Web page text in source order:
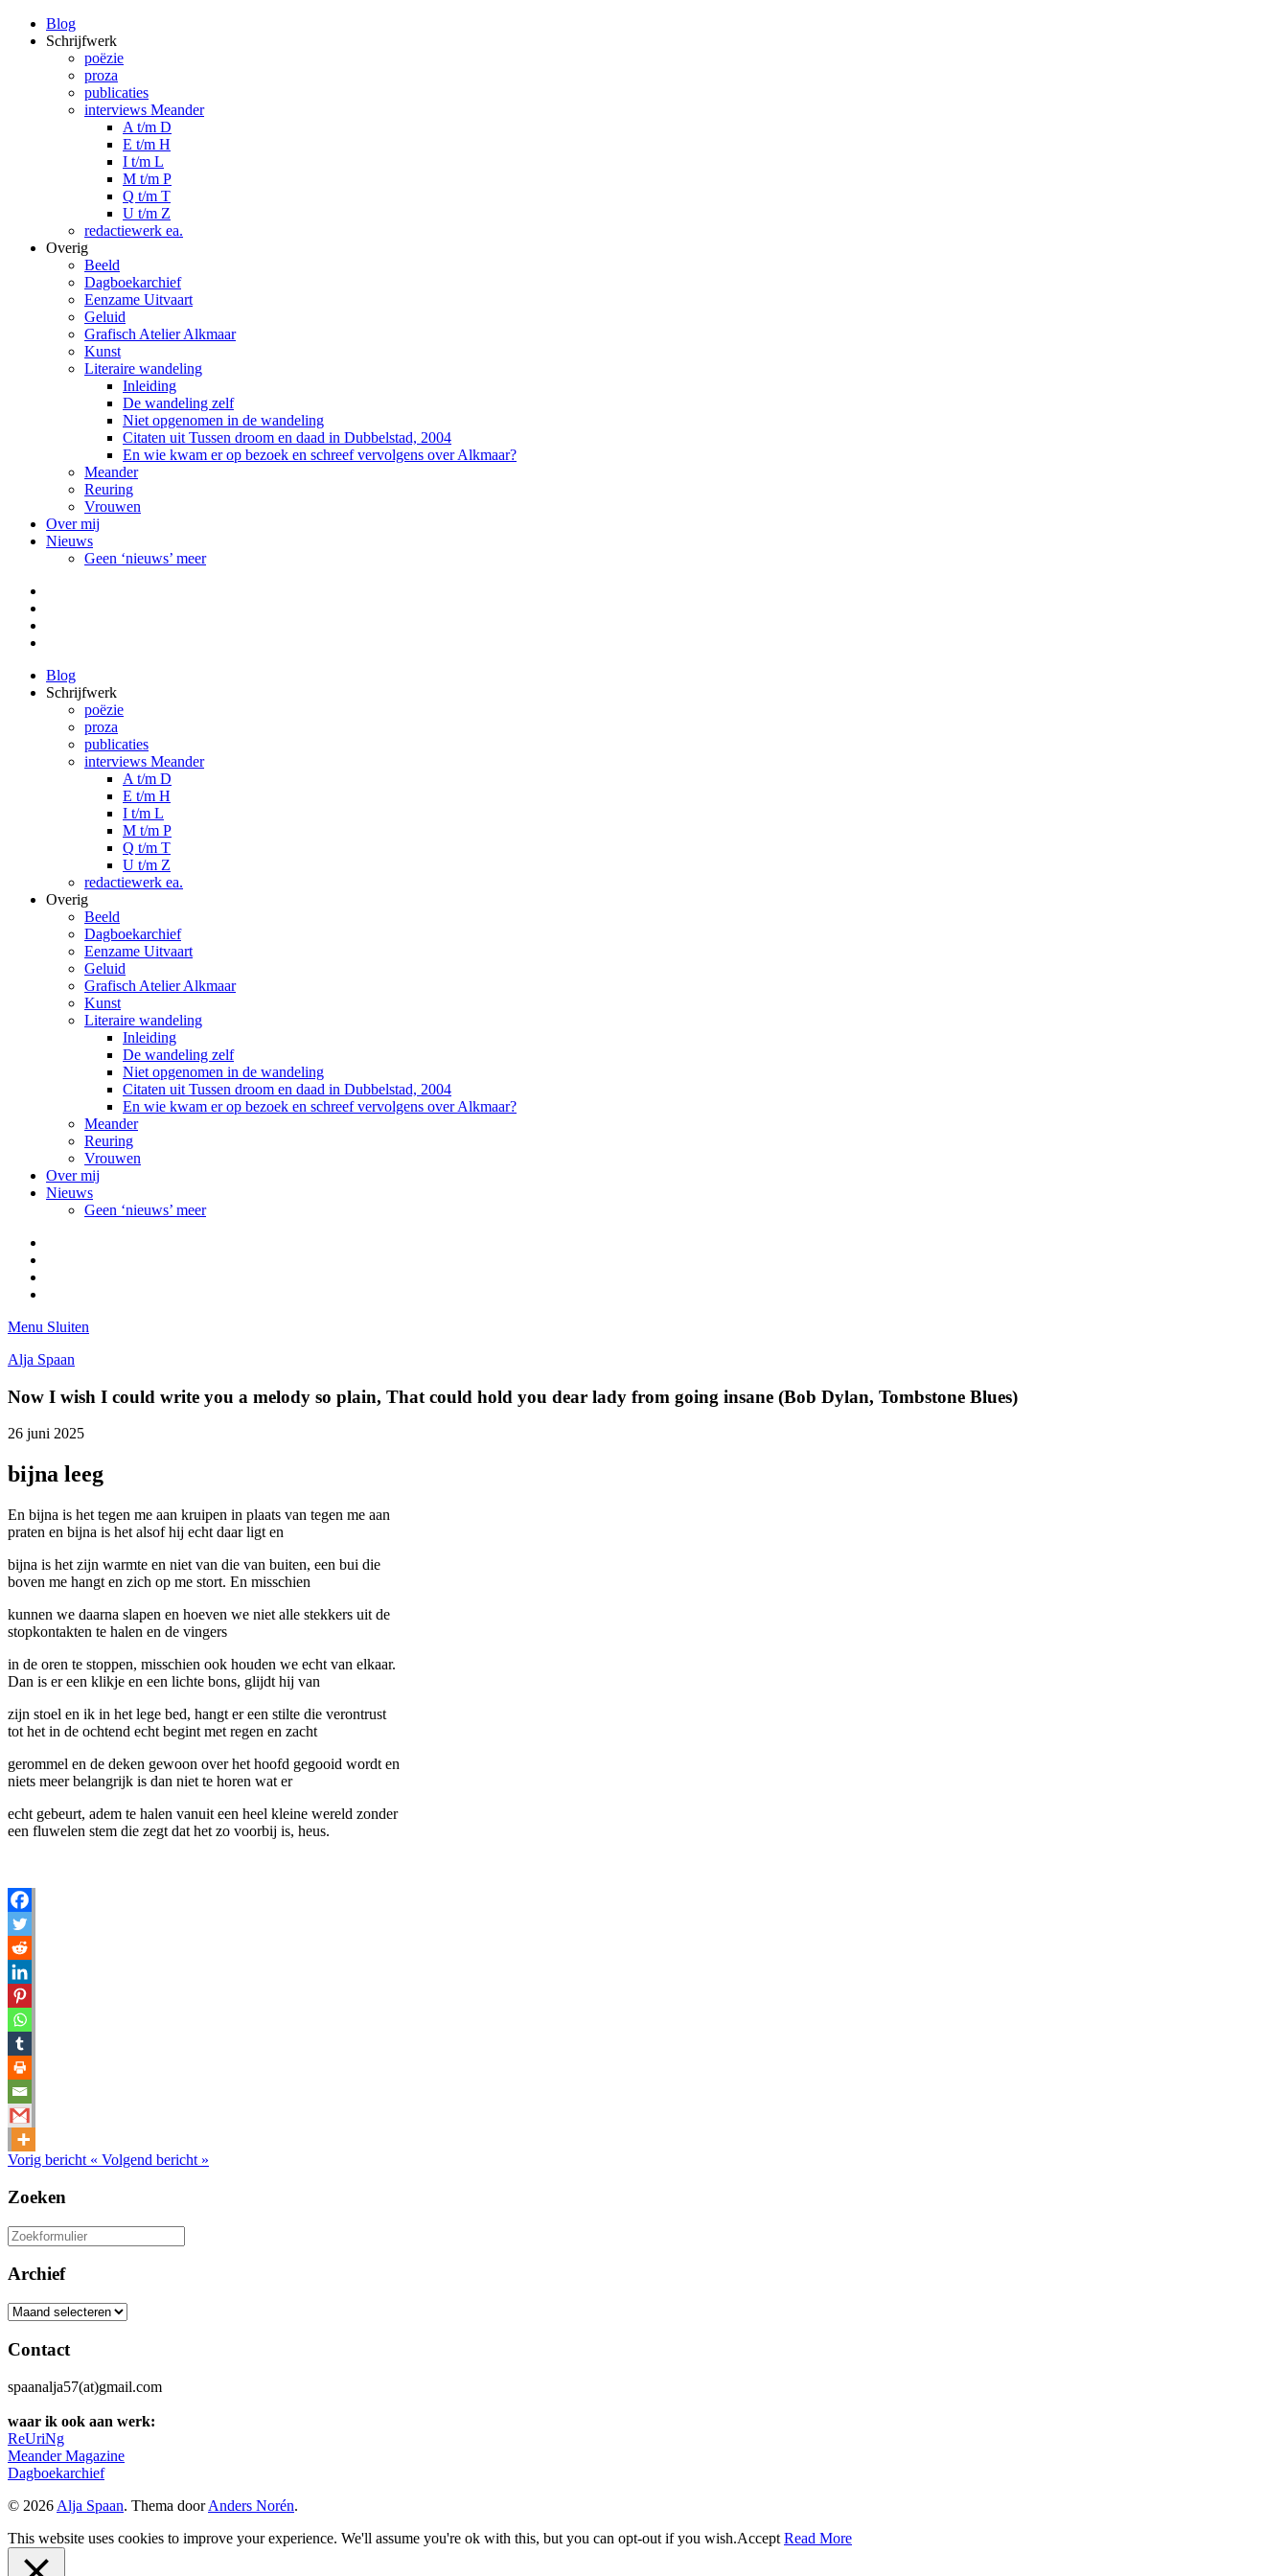
Blog
Schrijfwerk
poëzie
proza
publicaties
interviews Meander
A t/m D
E t/m H
I t/m L
M t/m P
Q t/m T
U t/m Z
redactiewerk ea.
Overig
Beeld
Dagboekarchief
Eenzame Uitvaart
Geluid
Grafisch Atelier Alkmaar
Kunst
Literaire wandeling
Inleiding
De wandeling zelf
Niet opgenomen in de wandeling
Citaten uit Tussen droom en daad in Dubbelstad, 2004
En wie kwam er op bezoek en schreef vervolgens over Alkmaar?
Meander
Reuring
Vrouwen
Over mij
Nieuws
Geen ‘nieuws’ meer
Blog
Schrijfwerk
poëzie
proza
publicaties
interviews Meander
A t/m D
E t/m H
I t/m L
M t/m P
Q t/m T
U t/m Z
redactiewerk ea.
Overig
Beeld
Dagboekarchief
Eenzame Uitvaart
Geluid
Grafisch Atelier Alkmaar
Kunst
Literaire wandeling
Inleiding
De wandeling zelf
Niet opgenomen in de wandeling
Citaten uit Tussen droom en daad in Dubbelstad, 2004
En wie kwam er op bezoek en schreef vervolgens over Alkmaar?
Meander
Reuring
Vrouwen
Over mij
Nieuws
Geen ‘nieuws’ meer
Menu Sluiten
Alja Spaan
Now I wish I could write you a melody so plain, That could hold you dear lady from going insane (Bob Dylan, Tombstone Blues)
26 juni 2025
bijna leeg
En bijna is het tegen me aan kruipen in plaats van tegen me aan
praten en bijna is het alsof hij echt daar ligt en
bijna is het zijn warmte en niet van die van buiten, een bui die
boven me hangt en zich op me stort. En misschien
kunnen we daarna slapen en hoeven we niet alle stekkers uit de
stopkontakten te halen en de vingers
in de oren te stoppen, misschien ook houden we echt van elkaar.
Dan is er een klikje en een lichte bons, glijdt hij van
zijn stoel en ik in het lege bed, hangt er een stilte die verontrust
tot het in de ochtend echt begint met regen en zacht
gerommel en de deken gewoon over het hoofd gegooid wordt en
niets meer belangrijk is dan niet te horen wat er
echt gebeurt, adem te halen vanuit een heel kleine wereld zonder
een fluwelen stem die zegt dat het zo voorbij is, heus.
Vorig bericht « Volgend bericht »
Zoeken
Zoeken
naar:
Archief
Archief
Contact
spaanalja57(at)gmail.com
waar ik ook aan werk:
ReUriNg
Meander Magazine
Dagboekarchief
© 2026 Alja Spaan. Thema doorAnders Norén.
This website uses cookies to improve your experience. We'll assume you're ok with this, but you can opt-out if you wish.Accept Read More